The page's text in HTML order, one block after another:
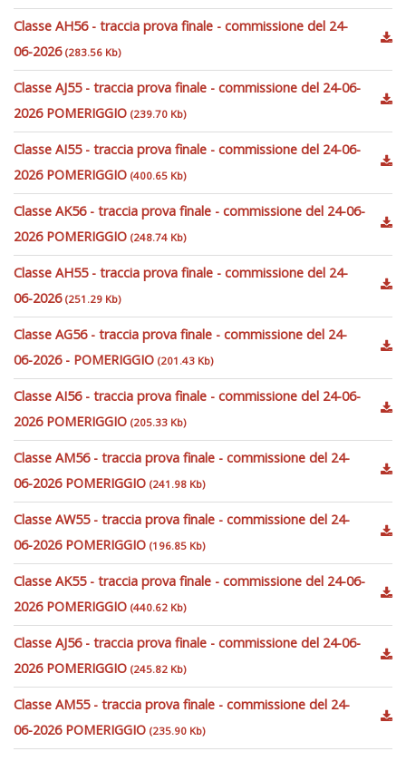
Classe AH56 - traccia prova finale - commissione del 24-
06-2026 (283.56 Kb)
Classe AJ55 - traccia prova finale - commissione del 24-06-
2026 POMERIGGIO (239.70 Kb)
Classe AI55 - traccia prova finale - commissione del 24-06-
2026 POMERIGGIO (400.65 Kb)
Classe AK56 - traccia prova finale - commissione del 24-06-
2026 POMERIGGIO (248.74 Kb)
Classe AH55 - traccia prova finale - commissione del 24-
06-2026 (251.29 Kb)
Classe AG56 - traccia prova finale - commissione del 24-
06-2026 - POMERIGGIO (201.43 Kb)
Classe AI56 - traccia prova finale - commissione del 24-06-
2026 POMERIGGIO (205.33 Kb)
Classe AM56 - traccia prova finale - commissione del 24-
06-2026 POMERIGGIO (241.98 Kb)
Classe AW55 - traccia prova finale - commissione del 24-
06-2026 POMERIGGIO (196.85 Kb)
Classe AK55 - traccia prova finale - commissione del 24-06-
2026 POMERIGGIO (440.62 Kb)
Classe AJ56 - traccia prova finale - commissione del 24-06-
2026 POMERIGGIO (245.82 Kb)
Classe AM55 - traccia prova finale - commissione del 24-
06-2026 POMERIGGIO (235.90 Kb)